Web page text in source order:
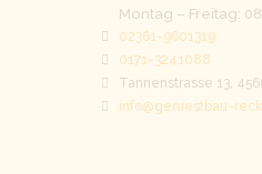
Montag – Freitag:
02361-9601319
0171-3241088
Tannenstrasse 13,
info@geruestbau-